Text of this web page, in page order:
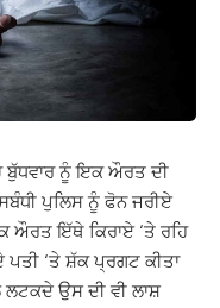
ਬੁੱਧਵਾਰ ਨੂੰ ਇਕ ਔਰਤ ਦੀ
ਪੁਲਿਸ ਨੂੰ ਫੋਨ ਜਰੀਏ
ਔਰਤ ਇੱਥੇ ਕਿਰਾਏ ‘ਤੇ ਰਹਿ
ਪਤੀ ‘ਤੇ ਸ਼ੱਕ ਪ੍ਰਗਟ ਕੀਤਾ
ਉਸ ਦੀ ਵੀ ਲਾਸ਼